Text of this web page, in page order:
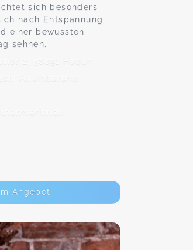
sich besonders
nach Entspannung,
einer bewussten
sehnen.
2, 58091 Hagen
Vereinbarung
Angebot